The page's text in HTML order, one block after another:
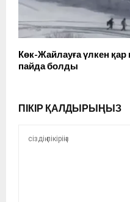
Көк-Жайлауға үлкен қар
пайда болды
ПІКІР ҚАЛДЫРЫҢЫЗ